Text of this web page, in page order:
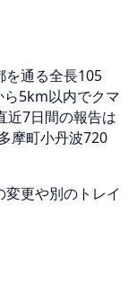
を通る全長105
5km以内でクマ
近7日間の報告は
摩町小丹波720
更や別のトレイ